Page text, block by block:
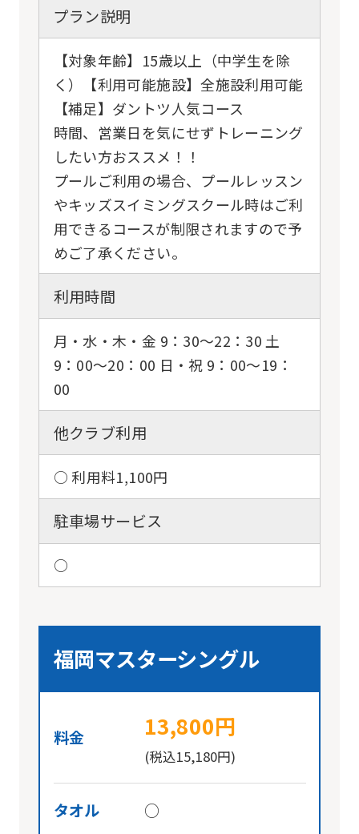
プラン説明
【対象年齢】15歳以上（中学生を除
く）【利用可能施設】全施設利用可能
【補足】ダントツ人気コース
時間、営業日を気にせずトレーニング
したい方おススメ！！
プールご利用の場合、プールレッスン
やキッズスイミングスクール時はご利
用できるコースが制限されますので予
めご了承ください。
利用時間
月・水・木・金 9：30〜22：30 土
9：00〜20：00 日・祝 9：00〜19：
00
他クラブ利用
○ 利用料1,100円
駐車場サービス
○
福岡マスターシングル
料金 13,800円
(税込15,180円)
タオル ○